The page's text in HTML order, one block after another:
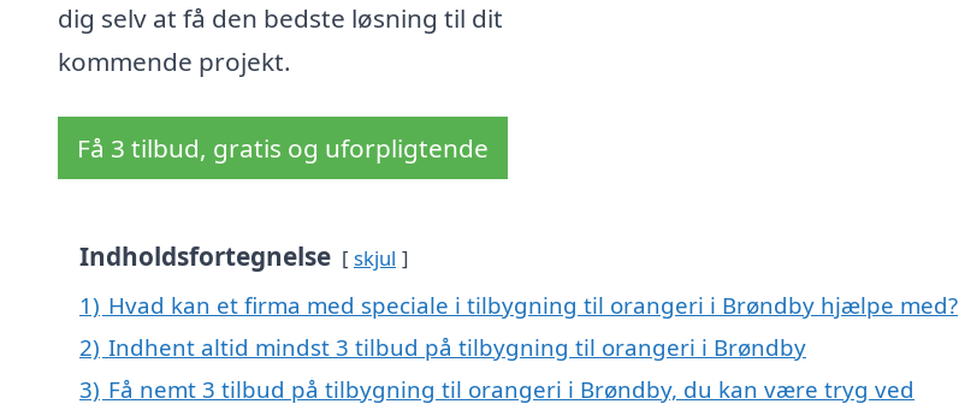
dig selv at få den bedste løsning til dit
kommende projekt.
Få 3 tilbud, gratis og uforpligtende
Indholdsfortegnelse skjul
1) Hvad kan et firma med speciale i tilbygning til orangeri i Brøndby hjælpe med?
2) Indhent altid mindst 3 tilbud på tilbygning til orangeri i Brøndby
3) Få nemt 3 tilbud på tilbygning til orangeri i Brøndby, du kan være tryg ved